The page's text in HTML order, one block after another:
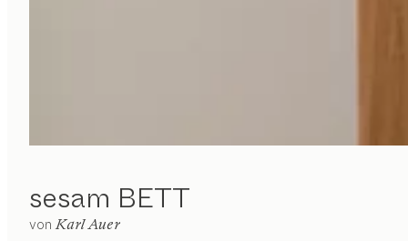
sesam BETT
von Karl Auer